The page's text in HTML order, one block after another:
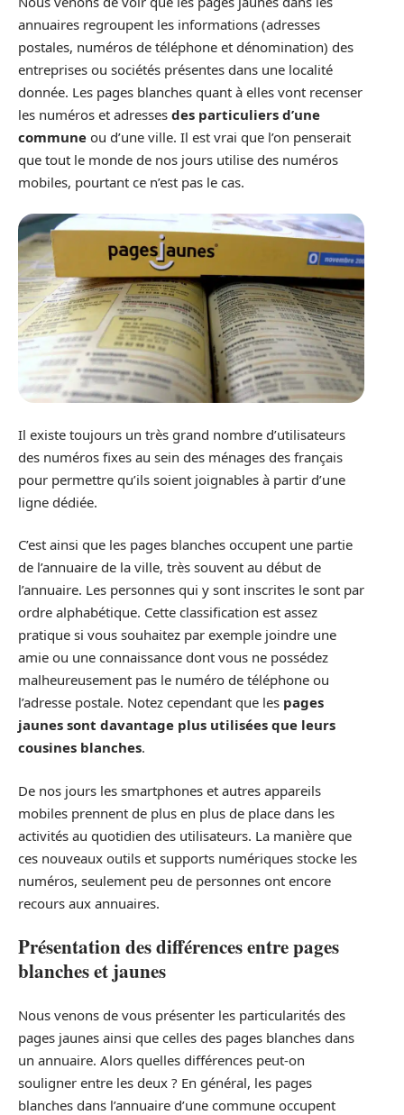
annuaires regroupent les informations (adresses
postales, numéros de téléphone et dénomination) des
entreprises ou sociétés présentes dans une localité
donnée. Les pages blanches quant à elles vont recenser
les numéros et adresses des particuliers d’une
commune ou d’une ville. Il est vrai que l’on penserait
que tout le monde de nos jours utilise des numéros
mobiles, pourtant ce n’est pas le cas.
Il existe toujours un très grand nombre d’utilisateurs
des numéros fixes au sein des ménages des français
pour permettre qu’ils soient joignables à partir d’une
ligne dédiée.
C’est ainsi que les pages blanches occupent une partie
de l’annuaire de la ville, très souvent au début de
l’annuaire. Les personnes qui y sont inscrites le sont par
ordre alphabétique. Cette classification est assez
pratique si vous souhaitez par exemple joindre une
amie ou une connaissance dont vous ne possédez
malheureusement pas le numéro de téléphone ou
l’adresse postale. Notez cependant que les pages
jaunes sont davantage plus utilisées que leurs
cousines blanches.
De nos jours les smartphones et autres appareils
mobiles prennent de plus en plus de place dans les
activités au quotidien des utilisateurs. La manière que
ces nouveaux outils et supports numériques stocke les
numéros, seulement peu de personnes ont encore
recours aux annuaires.
Présentation des différences entre pages
blanches et jaunes
Nous venons de vous présenter les particularités des
pages jaunes ainsi que celles des pages blanches dans
un annuaire. Alors quelles différences peut-on
souligner entre les deux ? En général, les pages
blanches dans l’annuaire d’une commune occupent